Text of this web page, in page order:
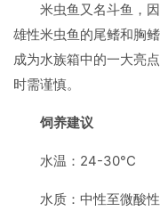
米虫鱼又名斗鱼，
雄性米虫鱼的尾鳍和胸
成为水族箱中的一大亮
时需谨慎。
饲养建议
水温：24-30°C
水质：中性至微酸